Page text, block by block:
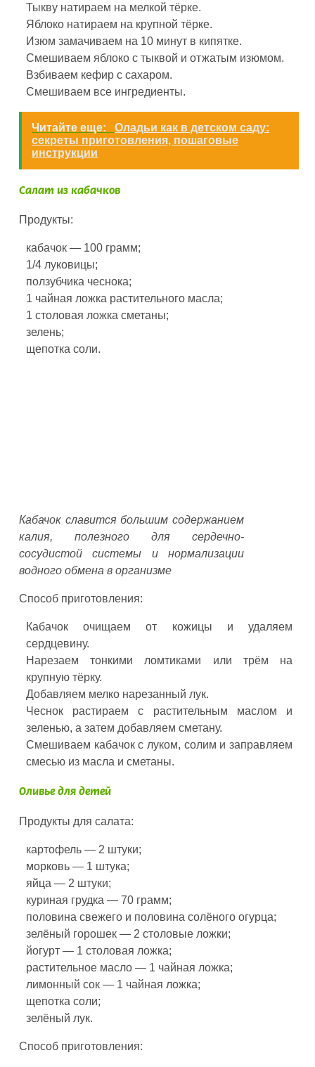
Тыкву натираем на мелкой тёрке.
Яблоко натираем на крупной тёрке.
Изюм замачиваем на 10 минут в кипятке.
Смешиваем яблоко с тыквой и отжатым изюмом.
Взбиваем кефир с сахаром.
Смешиваем все ингредиенты.
Читайте еще:
Оладьи как в детском саду:
секреты приготовления, пошаговые
инструкции
Салат из кабачков
Продукты:
кабачок — 100 грамм;
1/4 луковицы;
ползубчика чеснока;
1 чайная ложка растительного масла;
1 столовая ложка сметаны;
зелень;
щепотка соли.
Кабачок славится большим содержанием
калия, полезного для сердечно-
сосудистой системы и нормализации
водного обмена в организме
Способ приготовления:
Кабачок очищаем от кожицы и удаляем
сердцевину.
Нарезаем тонкими ломтиками или трём на
крупную тёрку.
Добавляем мелко нарезанный лук.
Чеснок растираем с растительным маслом и
зеленью, а затем добавляем сметану.
Смешиваем кабачок с луком, солим и заправляем
смесью из масла и сметаны.
Оливье для детей
Продукты для салата:
картофель — 2 штуки;
морковь — 1 штука;
яйца — 2 штуки;
куриная грудка — 70 грамм;
половина свежего и половина солёного огурца;
зелёный горошек — 2 столовые ложки;
йогурт — 1 столовая ложка;
растительное масло — 1 чайная ложка;
лимонный сок — 1 чайная ложка;
щепотка соли;
зелёный лук.
Способ приготовления: